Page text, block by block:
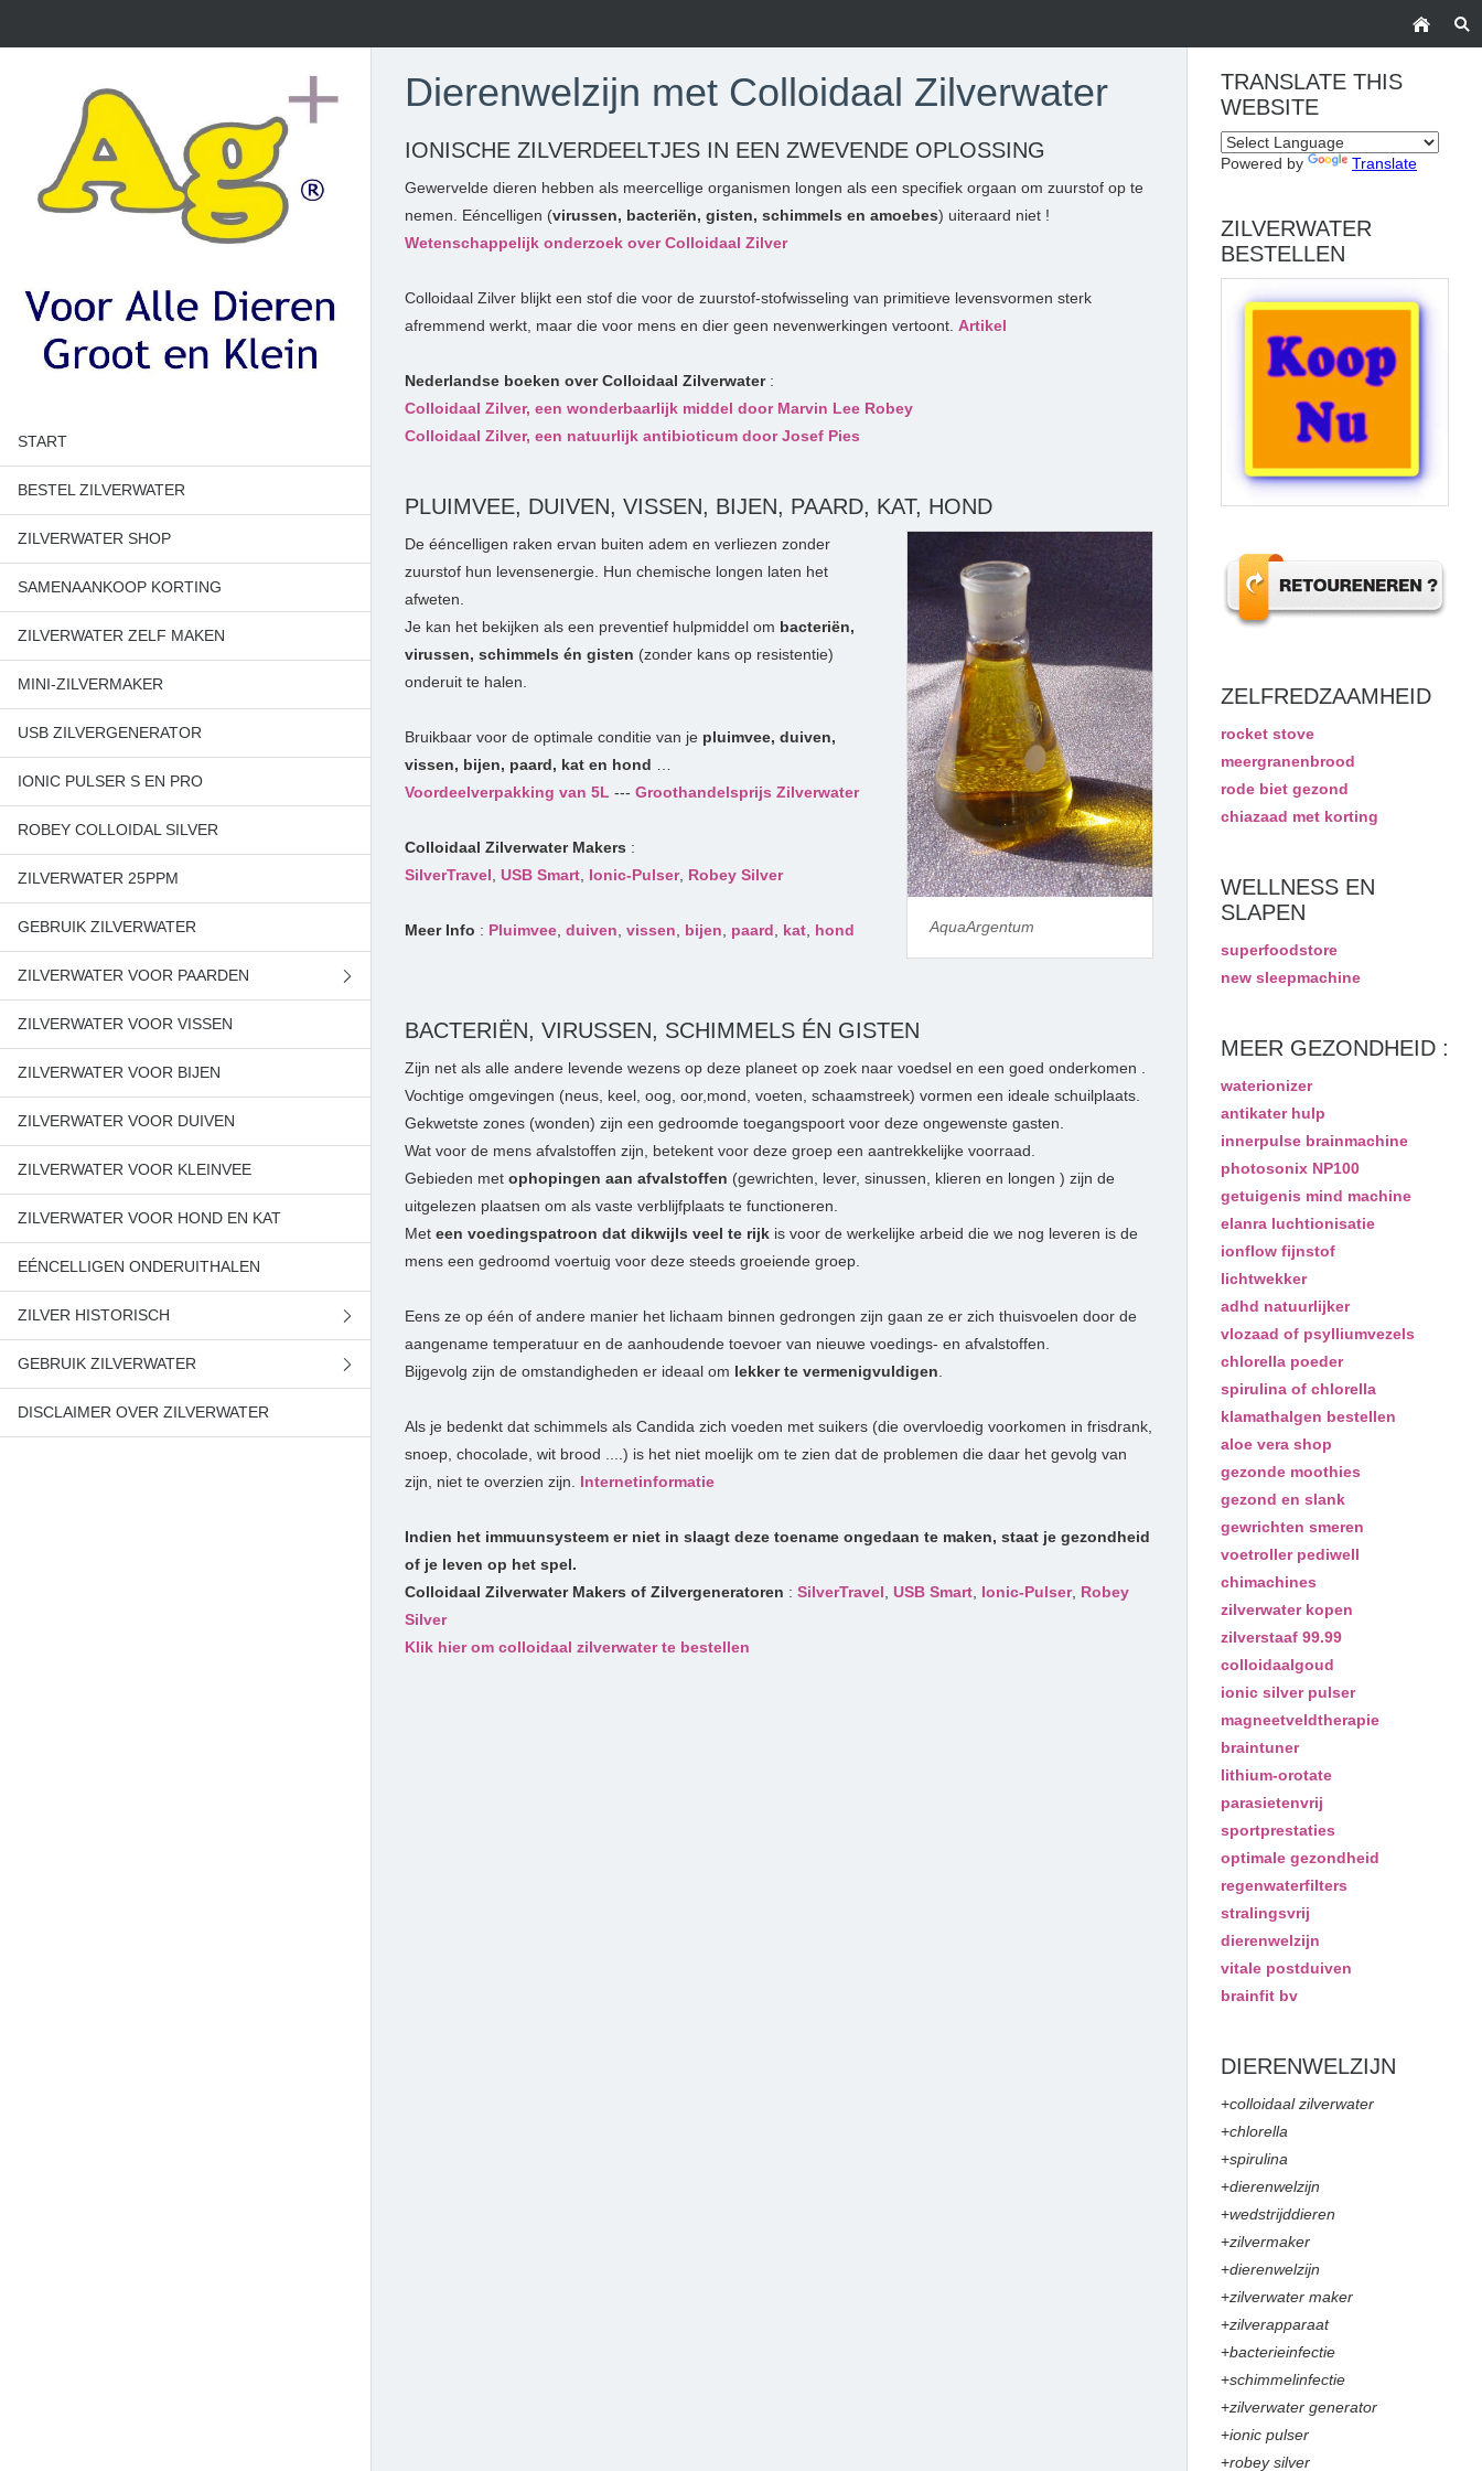
START
BESTEL ZILVERWATER
ZILVERWATER SHOP
SAMENAANKOOP KORTING
ZILVERWATER ZELF MAKEN
MINI-ZILVERMAKER
USB ZILVERGENERATOR
IONIC PULSER S EN PRO
ROBEY COLLOIDAL SILVER
ZILVERWATER 25PPM
GEBRUIK ZILVERWATER
ZILVERWATER VOOR PAARDEN
RHINOVIRUS IN OPMARS
ZILVERWATER VOOR VISSEN
ZILVERWATER VOOR BIJEN
ZILVERWATER VOOR DUIVEN
ZILVERWATER VOOR KLEINVEE
ZILVERWATER VOOR HOND EN KAT
EÉNCELLIGEN ONDERUITHALEN
ZILVER HISTORISCH
NASA
FRIGO'S
GEBRUIK ZILVERWATER
VOGELGRIEP
DISCLAIMER OVER ZILVERWATER
Dierenwelzijn met Colloidaal Zilverwater
IONISCHE ZILVERDEELTJES IN EEN ZWEVENDE OPLOSSING
Gewervelde dieren hebben als meercellige organismen longen als een specifiek orgaan om zuurstof op te
nemen. Eéncelligen (virussen, bacteriën, gisten, schimmels en amoebes) uiteraard niet !
Wetenschappelijk onderzoek over Colloidaal Zilver
Colloidaal Zilver blijkt een stof die voor de zuurstof-stofwisseling van primitieve levensvormen sterk
afremmend werkt, maar die voor mens en dier geen nevenwerkingen vertoont. Artikel
Nederlandse boeken over Colloidaal Zilverwater :
Colloidaal Zilver, een wonderbaarlijk middel door Marvin Lee Robey
Colloidaal Zilver, een natuurlijk antibioticum door Josef Pies
PLUIMVEE, DUIVEN, VISSEN, BIJEN, PAARD, KAT, HOND
AquaArgentum
De ééncelligen raken ervan buiten adem en verliezen zonder
zuurstof hun levensenergie. Hun chemische longen laten het
afweten.
Je kan het bekijken als een preventief hulpmiddel om bacteriën,
virussen, schimmels én gisten (zonder kans op resistentie)
onderuit te halen.
Bruikbaar voor de optimale conditie van je pluimvee, duiven,
vissen, bijen, paard, kat en hond
Voordeelverpakking van 5L --- Groothandelsprijs Zilverwater
Colloidaal Zilverwater Makers :
SilverTravel USB Smart Ionic-Pulser, Robey Silver
Meer Info : Pluimvee duiven vissen bijen paard kat hond
BACTERIËN, VIRUSSEN, SCHIMMELS ÉN GISTEN
Zijn net als alle andere levende wezens op deze planeet op zoek naar voedsel en een goed onderkomen .
Vochtige omgevingen (neus, keel, oog, oor,mond, voeten, schaamstreek) vormen een ideale schuilplaats.
Gekwetste zones (wonden) zijn een gedroomde toegangspoort voor deze ongewenste gasten.
Wat voor de mens afvalstoffen zijn, betekent voor deze groep een aantrekkelijke voorraad.
Gebieden met ophopingen aan afvalstoffen (gewrichten, lever, sinussen, klieren en longen ) zijn de
uitgelezen plaatsen om als vaste verblijfplaats te functioneren.
Met een voedingspatroon dat dikwijls veel te rijk is voor de werkelijke arbeid die we nog leveren is de
mens een gedroomd voertuig voor deze steeds groeiende groep.
Eens ze op één of andere manier het lichaam binnen gedrongen zijn gaan ze er zich thuisvoelen door de
aangename temperatuur en de aanhoudende toevoer van nieuwe voedings- en afvalstoffen.
Bijgevolg zijn de omstandigheden er ideaal om lekker te vermenigvuldigen
Als je bedenkt dat schimmels als Candida zich voeden met suikers (die overvloedig voorkomen in frisdrank,
snoep, chocolade, wit brood ....) is het niet moelijk om te zien dat de problemen die daar het gevolg van
zijn, niet te overzien zijn. Internetinformatie
Indien het immuunsysteem er niet in slaagt deze toename ongedaan te maken, staat je gezondheid
of je leven op het spel.
Colloidaal Zilverwater Makers of Zilvergeneratoren : SilverTravel USB Smart Ionic-Pulser, Robey
Silver
Klik hier om colloidaal zilverwater te bestellen
TRANSLATE THIS
WEBSITE
Powered by Translate
ZILVERWATER
BESTELLEN
ZELFREDZAAMHEID
rocket stove
meergranenbrood
rode biet gezond
chiazaad met korting
WELLNESS EN
SLAPEN
superfoodstore
new sleepmachine
MEER GEZONDHEID :
waterionizer
antikater hulp
innerpulse brainmachine
photosonix NP100
getuigenis mind machine
elanra luchtionisatie
ionflow fijnstof
lichtwekker
adhd natuurlijker
vlozaad of psylliumvezels
chlorella poeder
spirulina of chlorella
klamathalgen bestellen
aloe vera shop
gezonde moothies
gezond en slank
gewrichten smeren
voetroller pediwell
chimachines
zilverwater kopen
zilverstaaf 99.99
colloidaalgoud
ionic silver pulser
magneetveldtherapie
braintuner
lithium-orotate
parasietenvrij
sportprestaties
optimale gezondheid
regenwaterfilters
stralingsvrij
dierenwelzijn
vitale postduiven
brainfit bv
DIERENWELZIJN
+colloidaal zilverwater
+chlorella
+spirulina
+dierenwelzijn
+wedstrijddieren
+zilvermaker
+dierenwelzijn
+zilverwater maker
+zilverapparaat
+bacterieinfectie
+schimmelinfectie
+zilverwater generator
+ionic pulser
+robey silver